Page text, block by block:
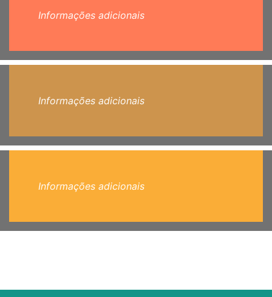
Informações adicionais
Informações adicionais
Informações adicionais